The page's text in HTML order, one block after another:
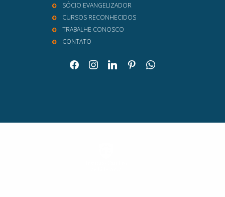
SÓCIO EVANGELIZADOR
CURSOS RECONHECIDOS
TRABALHE CONOSCO
CONTATO
facebookinstagramlinkedinpinterestwhatsapp